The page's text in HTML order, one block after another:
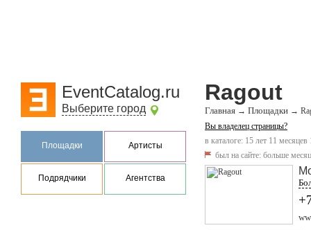
EventCatalog.ru
Выберите город
Площадки Артисты
Подрядчики Агентства
Ragout
Главная → Площадки →
Вы владелец страницы?
в каталоге: 15 лет 11 месяцев
был на сайте: больше